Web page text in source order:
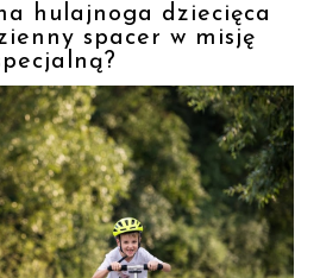
hulajnoga dziecięca
spacer w misję